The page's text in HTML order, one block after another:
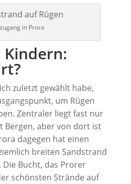
in Prora
Kindern:
zuletzt gewählt habe,
um Rügen
Zentraler liegt fast nur
Bergen, aber von dort ist
dagegen hat einen
breiten Sandstrand
Bucht, das Prorer
schönsten Strände auf